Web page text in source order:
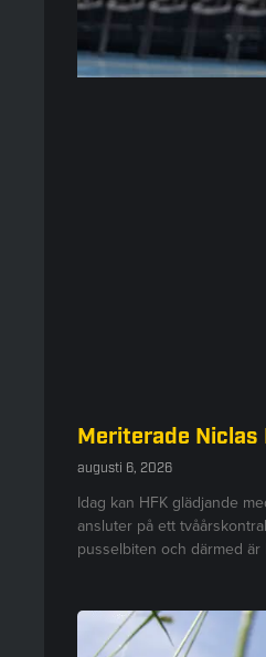
Meriterade
augusti 6, 2026
Idag kan HFK glädjande
ansluter på ett
pusselbiten och därmed